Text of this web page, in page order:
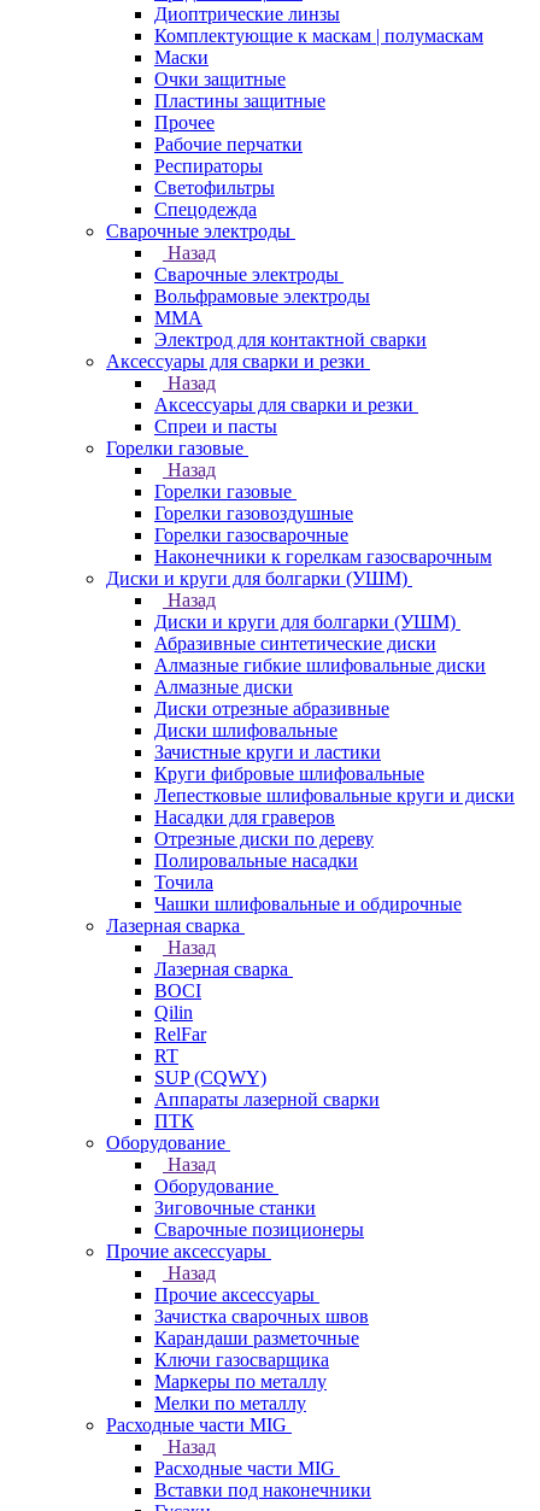
Диоптрические линзы
Комплектующие к маскам | полумаскам
Маски
Очки защитные
Пластины защитные
Прочее
Рабочие перчатки
Респираторы
Светофильтры
Спецодежда
Сварочные электроды
Назад
Сварочные электроды
Вольфрамовые электроды
ММА
Электрод для контактной сварки
Аксессуары для сварки и резки
Назад
Аксессуары для сварки и резки
Спреи и пасты
Горелки газовые
Назад
Горелки газовые
Горелки газовоздушные
Горелки газосварочные
Наконечники к горелкам газосварочным
Диски и круги для болгарки (УШМ)
Назад
Диски и круги для болгарки (УШМ)
Абразивные синтетические диски
Алмазные гибкие шлифовальные диски
Алмазные диски
Диски отрезные абразивные
Диски шлифовальные
Зачистные круги и ластики
Круги фибровые шлифовальные
Лепестковые шлифовальные круги и диски
Насадки для граверов
Отрезные диски по дереву
Полировальные насадки
Точила
Чашки шлифовальные и обдирочные
Лазерная сварка
Назад
Лазерная сварка
BOCI
Qilin
RelFar
RT
SUP (CQWY)
Аппараты лазерной сварки
ПТК
Оборудование
Назад
Оборудование
Зиговочные станки
Сварочные позиционеры
Прочие аксессуары
Назад
Прочие аксессуары
Зачистка сварочных швов
Карандаши разметочные
Ключи газосварщика
Маркеры по металлу
Мелки по металлу
Расходные части MIG
Назад
Расходные части MIG
Вставки под наконечники